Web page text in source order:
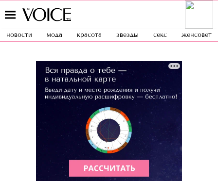
новости мода красота звезды секс женсовет